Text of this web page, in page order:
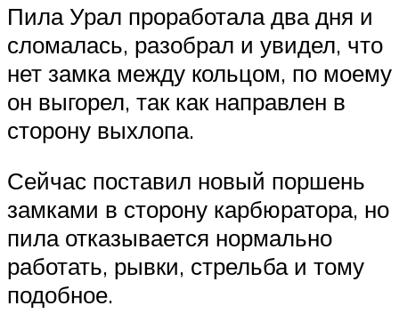
Пила Урал проработала два дня и
сломалась, разобрал и увидел, что
нет замка между кольцом, по моему
он выгорел, так как направлен в
сторону выхлопа.
Сейчас поставил новый поршень
замками в сторону карбюратора, но
пила отказывается нормально
работать, рывки, стрельба и тому
подобное.